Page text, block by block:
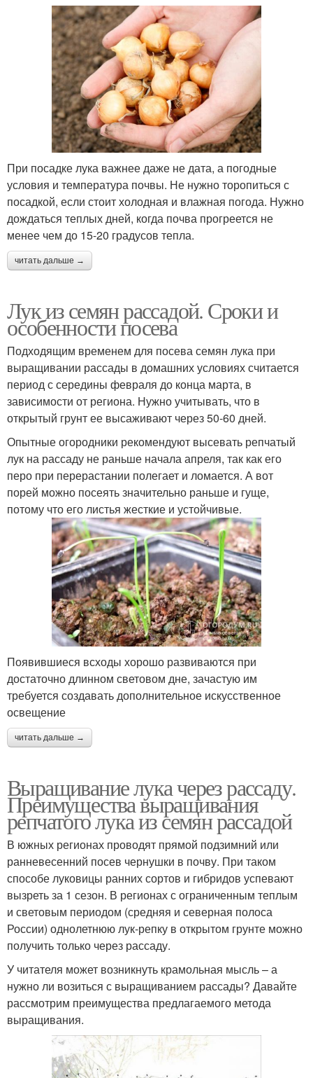
При посадке лука важнее даже не дата, а погодные
условия и температура почвы. Не нужно торопиться с
посадкой, если стоит холодная и влажная погода. Нужно
дождаться теплых дней, когда почва прогреется не
менее чем до 15-20 градусов тепла.
читать дальше →
Лук из семян рассадой. Сроки и
особенности посева
Подходящим временем для посева семян лука при
выращивании рассады в домашних условиях считается
период с середины февраля до конца марта, в
зависимости от региона. Нужно учитывать, что в
открытый грунт ее высаживают через 50-60 дней.
Опытные огородники рекомендуют высевать репчатый
лук на рассаду не раньше начала апреля, так как его
перо при перерастании полегает и ломается. А вот
порей можно посеять значительно раньше и гуще,
потому что его листья жесткие и устойчивые.
Появившиеся всходы хорошо развиваются при
достаточно длинном световом дне, зачастую им
требуется создавать дополнительное искусственное
освещение
читать дальше →
Выращивание лука через рассаду.
Преимущества выращивания
репчатого лука из семян рассадой
В южных регионах проводят прямой подзимний или
ранневесенний посев чернушки в почву. При таком
способе луковицы ранних сортов и гибридов успевают
вызреть за 1 сезон. В регионах с ограниченным теплым
и световым периодом (средняя и северная полоса
России) однолетнюю лук-репку в открытом грунте можно
получить только через рассаду.
У читателя может возникнуть крамольная мысль – а
нужно ли возиться с выращиванием рассады? Давайте
рассмотрим преимущества предлагаемого метода
выращивания.